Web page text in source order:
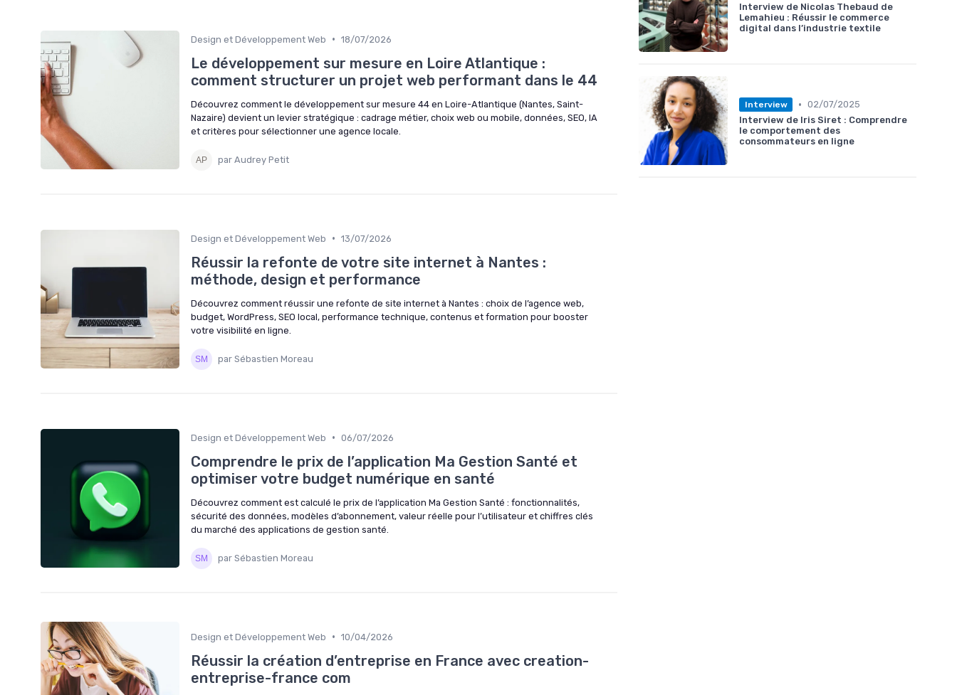
Design et Développement Web • 18/07/2026
Le développement sur mesure en Loire Atlantique :
comment structurer un projet web performant dans le 44
Découvrez comment le développement sur mesure 44 en Loire-Atlantique (Nantes, Saint-
Nazaire) devient un levier stratégique : cadrage métier, choix web ou mobile, données, SEO, IA
et critères pour sélectionner une agence locale.
par Audrey Petit
Design et Développement Web • 13/07/2026
Réussir la refonte de votre site internet à Nantes :
méthode, design et performance
Découvrez comment réussir une refonte de site internet à Nantes : choix de l’agence web,
budget, WordPress, SEO local, performance technique, contenus et formation pour booster
votre visibilité en ligne.
par Sébastien Moreau
Design et Développement Web • 06/07/2026
Comprendre le prix de l’application Ma Gestion Santé et
optimiser votre budget numérique en santé
Découvrez comment est calculé le prix de l’application Ma Gestion Santé : fonctionnalités,
sécurité des données, modèles d’abonnement, valeur réelle pour l’utilisateur et chiffres clés
du marché des applications de gestion santé.
par Sébastien Moreau
Design et Développement Web • 10/04/2026
Réussir la création d’entreprise en France avec creation-
entreprise-france com
Interview de Nicolas Thebaud de
Lemahieu : Réussir le commerce
digital dans l’industrie textile
Interview • 02/07/2025
Interview de Iris Siret : Comprendre
le comportement des
consommateurs en ligne